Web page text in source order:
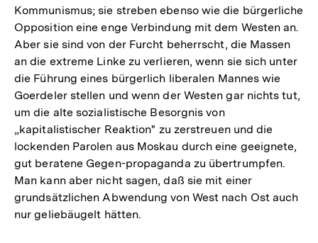
Kommunismus; sie streben ebenso wie die bürgerliche
Opposition eine enge Verbindung mit dem Westen an.
Aber sie sind von der Furcht beherrscht, die Massen
an die extreme Linke zu verlieren, wenn sie sich unter
die Führung eines bürgerlich liberalen Mannes wie
Goerdeler stellen und wenn der Westen gar nichts tut,
um die alte sozialistische Besorgnis von
„kapitalistischer Reaktion" zu zerstreuen und die
lockenden Parolen aus Moskau durch eine geeignete,
gut beratene Gegen-propaganda zu übertrumpfen.
Man kann aber nicht sagen, daß sie mit einer
grundsätzlichen Abwendung von West nach Ost auch
nur geliebäugelt hätten.